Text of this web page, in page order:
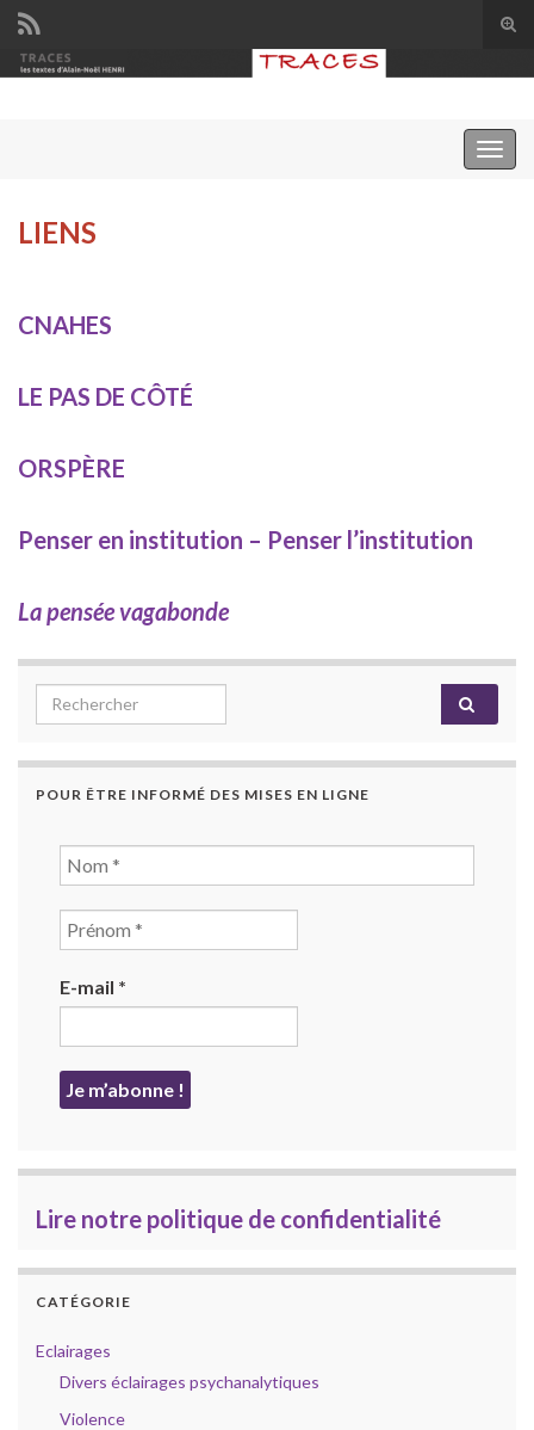
Search for:
LIENS
CNAHES
LE PAS DE CÔTÉ
ORSPÈRE
Penser en institution – Penser l’institution
La pensée vagabonde
Search for:
POUR ÊTRE INFORMÉ DES MISES EN LIGNE
E-mail *
Lire notre politique de confidentialité
CATÉGORIE
Eclairages
Divers éclairages psychanalytiques
Violence